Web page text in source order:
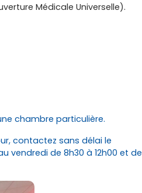
Médicale Universelle).
chambre particulière.
contactez sans délai le
vendredi de 8h30 à 12h00 et de